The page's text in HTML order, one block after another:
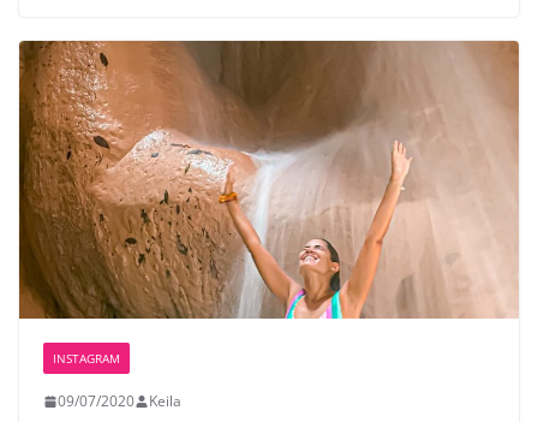
INSTAGRAM
09/07/2020 Keila